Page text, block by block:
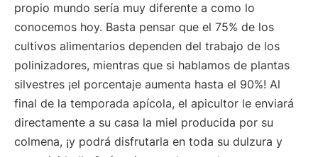
propio mundo sería muy diferente a como lo
conocemos hoy. Basta pensar que el 75% de los
cultivos alimentarios dependen del trabajo de los
polinizadores, mientras que si hablamos de plantas
silvestres ¡el porcentaje aumenta hasta el 90%! Al
final de la temporada apícola, el apicultor le enviará
directamente a su casa la miel producida por su
colmena, ¡y podrá disfrutarla en toda su dulzura y